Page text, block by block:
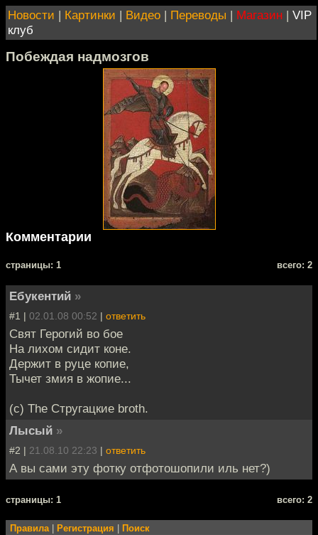
Новости | Картинки | Видео | Переводы | Магазин | VIP
клуб
Побеждая надмозгов
Комментарии
cтраницы: 1 всего: 2
Ебукентий »
#1 | 02.01.08 00:52 | ответить
Свят Герогий во бое
На лихом сидит коне.
Держит в руце копие,
Тычет змия в жопие...
(c) The Стругацкие broth.
Лысый »
#2 | 21.08.10 22:23 | ответить
А вы сами эту фотку отфотошопили иль нет?)
cтраницы: 1 всего: 2
Правила Регистрация Поиск